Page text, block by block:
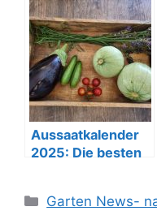
Petersilie im
Garten
Aussaatkalender
2025: Die besten
Kategorien
Garten News-